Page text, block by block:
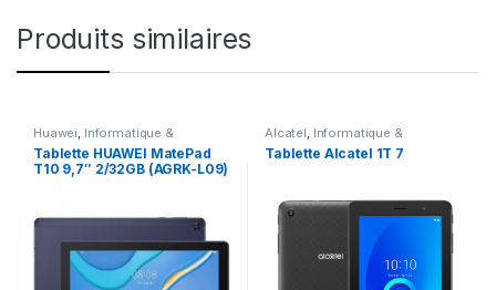
Produits similaires
Huawei, Informatique &
Multimédia, Tablette Android ,
Tablettes Tactiles
Tablette HUAWEI MatePad
T10 9,7″ 2/32GB (AGRK-L09)
Alcatel, Informatique &
Multimédia , Promo,Tablette
Android,Tablettes Tactiles
Tablette Alcatel 1T 7